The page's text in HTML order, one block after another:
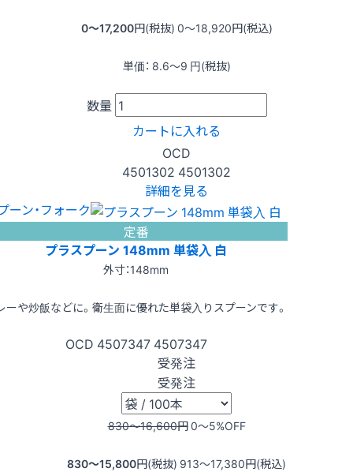
0〜17,200円(税抜) 0〜18,920円(税込)
単価： 8.6〜9 円(税抜)
数量
カートに入れる
OCD
4501302 4501302
詳細を見る
ーン・フォーク
定番
プラスプーン 148mm 単袋入 白
外寸：148mm
ーや炒飯などに。衛生面に優れた単袋入りスプーンです。
OCD 4507347 4507347
受発注
受発注
830〜16,600円0〜5%OFF
830〜15,800円(税抜) 913〜17,380円(税込)